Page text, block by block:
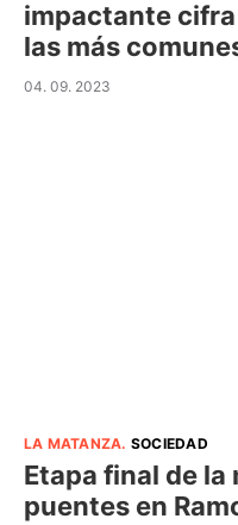
impactante
las más
04. 09. 2023
LA MATANZA. SOCIEDAD
Etapa final de la
puentes en